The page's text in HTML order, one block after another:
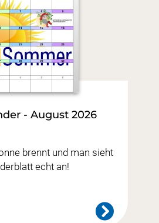
- August 2026
brennt und man sieht
echt an!